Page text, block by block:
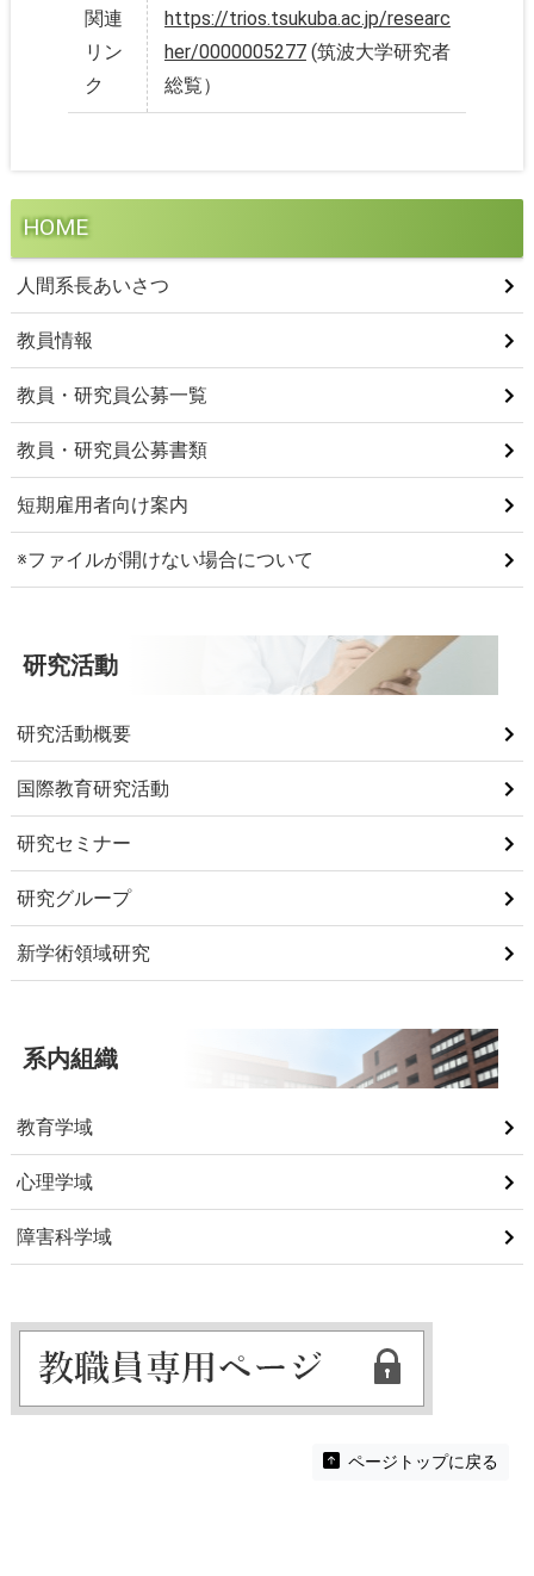
関連
リン
ク
https://trios.tsukuba.ac.jp/researc
her/0000005277(筑波大学研究者
総覧）
HOME
人間系長あいさつ
教員情報
教員・研究員公募一覧
教員・研究員公募書類
短期雇用者向け案内
※ファイルが開けない場合について
研究活動
研究活動概要
国際教育研究活動
研究セミナー
研究グループ
新学術領域研究
系内組織
教育学域
心理学域
障害科学域
ページトップに戻る